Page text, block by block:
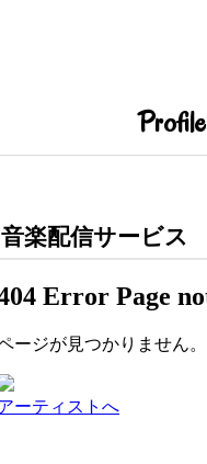
Profile
音楽配信サービス